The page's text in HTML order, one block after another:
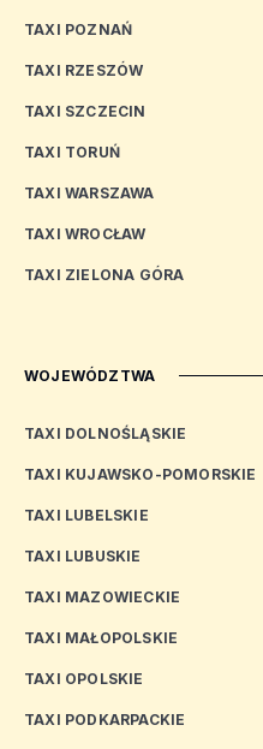
TAXI POZNAŃ
TAXI RZESZÓW
TAXI SZCZECIN
TAXI TORUŃ
TAXI WARSZAWA
TAXI WROCŁAW
TAXI ZIELONA GÓRA
WOJEWÓDZTWA
TAXI DOLNOŚLĄSKIE
TAXI KUJAWSKO-POMORSKIE
TAXI LUBELSKIE
TAXI LUBUSKIE
TAXI MAZOWIECKIE
TAXI MAŁOPOLSKIE
TAXI OPOLSKIE
TAXI PODKARPACKIE